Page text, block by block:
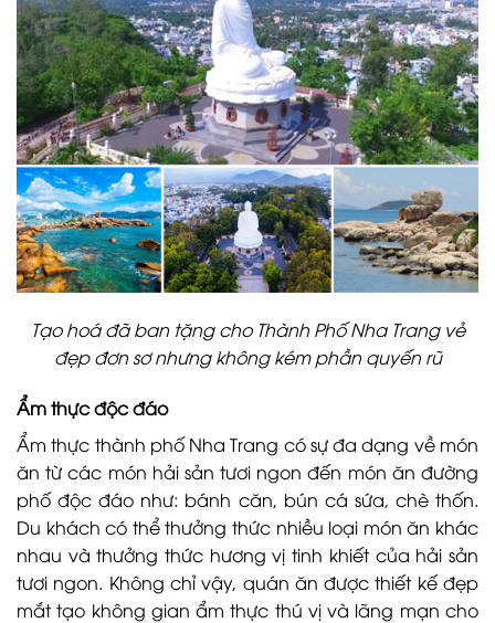
Tạo hoá đã ban tặng cho Thành Phố Nha Trang vẻ
đẹp đơn sơ nhưng không kém phần quyến rũ
Ẩm thực độc đáo
Ẩm thực thành phố Nha Trang có sự đa dạng về món
ăn từ các món hải sản tươi ngon đến món ăn đường
phố độc đáo như: bánh căn, bún cá sứa, chè thốn.
Du khách có thể thưởng thức nhiều loại món ăn khác
nhau và thưởng thức hương vị tinh khiết của hải sản
tươi ngon. Không chỉ vậy, quán ăn được thiết kế đẹp
mắt tạo không gian ẩm thực thú vị và lãng mạn cho